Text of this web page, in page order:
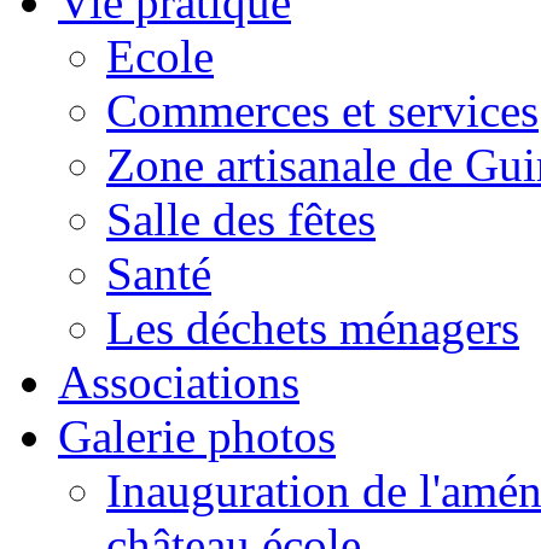
Ecole
Commerces et services
Zone artisanale de
Salle des fêtes
Santé
Les déchets ménagers
Associations
Galerie photos
Inauguration de